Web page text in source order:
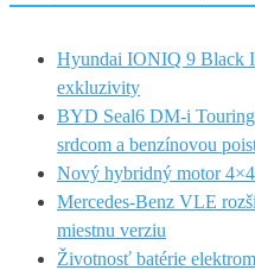
Hyundai IONIQ 9 Black
exkluzivity
BYD Seal6 DM-i
srdcom a benzínovou
Nový hybridný motor
Mercedes-Benz VLE
miestnu verziu
Životnosť batérie